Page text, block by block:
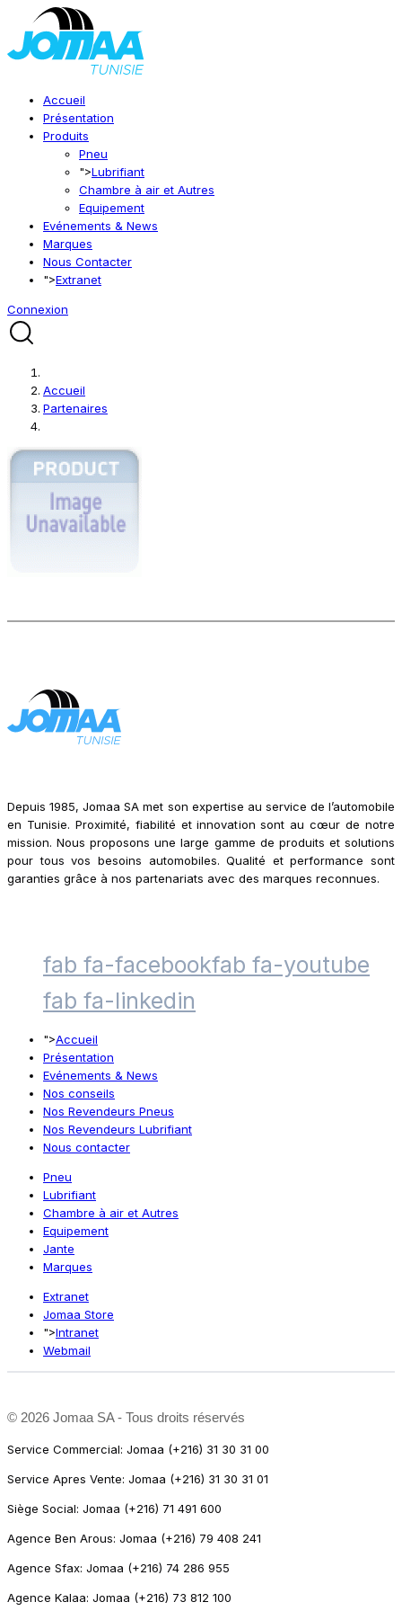
Accueil
Présentation
Produits
Pneu
">Lubrifiant
Chambre à air et Autres
Equipement
Evénements & News
Marques
Nous Contacter
">Extranet
Connexion
Accueil
Partenaires
Depuis 1985, Jomaa SA met son expertise au service de l’automobile
en Tunisie. Proximité, fiabilité et innovation sont au cœur de notre
mission. Nous proposons une large gamme de produits et solutions
pour tous vos besoins automobiles. Qualité et performance sont
garanties grâce à nos partenariats avec des marques reconnues.
fab fa-facebookfab fa-youtube
fab fa-linkedin
">Accueil
Présentation
Evénements & News
Nos conseils
Nos Revendeurs Pneus
Nos Revendeurs Lubrifiant
Nous contacter
Pneu
Lubrifiant
Chambre à air et Autres
Equipement
Jante
Marques
Extranet
Jomaa Store
">Intranet
Webmail
© 2026 Jomaa SA - Tous droits réservés
Service Commercial: Jomaa (+216) 31 30 31 00
Service Apres Vente: Jomaa (+216) 31 30 31 01
Siège Social: Jomaa (+216) 71 491 600
Agence Ben Arous: Jomaa (+216) 79 408 241
Agence Sfax: Jomaa (+216) 74 286 955
Agence Kalaa: Jomaa (+216) 73 812 100